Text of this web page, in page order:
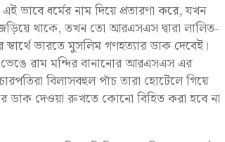
ধর্মের নাম দিয়ে প্রতারণা করে, যখন
জড়িয়ে থাকে, তখন তো আরএসএস দ্বারা লালিত-
স্বার্থে ভারতে মুসলিম গণহত্যার ডাক দেবেই।
রাম মন্দির বানানোর আরএসএস এর
বিলাসবহুল পাঁচ তারা হোটেলে গিয়ে
ডাক দেওয়া রুখতে কোনো বিহিত করা হবে না